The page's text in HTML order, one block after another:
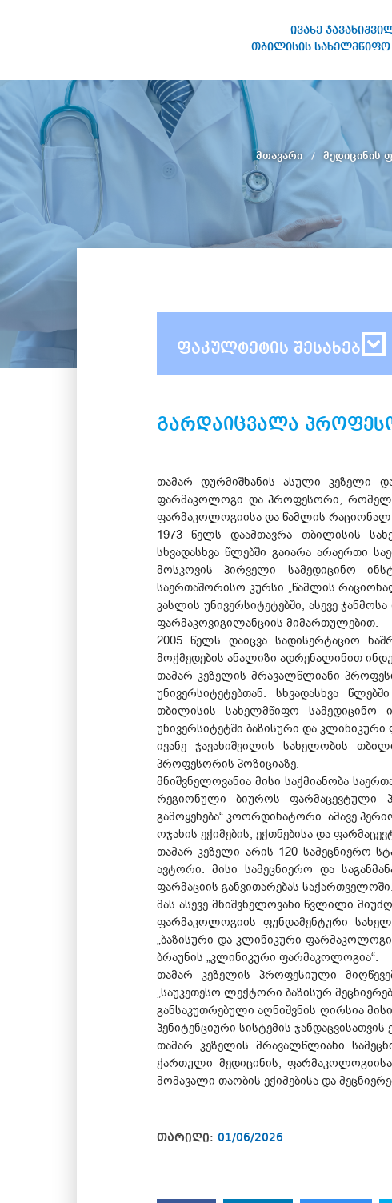
ივანე
თბილისის სახელმწიფო
სახელობის თბილისის
სახელმწიფო უნივერსიტეტი
მთავარი მედიცინის
ფაკულტეტის შესახებ
გარდაიცვალა
თამარ დურმიშხანის ასული კეზელი
ფარმაკოლოგი და პროფესორი,
ფარმაკოლოგიისა და წამლის
1973 წელს დაამთავრა თბილისის
სხვადასხვა წლებში გაიარა არაერთი
მოსკოვის პირველი სამედიცინო
საერთაშორისო კურსი „წამლის
კასლის უნივერსიტეტებში, ასევე
ფარმაკოვიგილანციის მიმართულებით.
2005 წელს დაიცვა სადისერტაციო
მოქმედების ანალიზი ადრენალინით
თამარ კეზელის მრავალწლიანი
უნივერსიტეტებთან. სხვადასხვა
თბილისის სახელმწიფო სამედიცინო
უნივერსიტეტში ბაზისური და
ივანე ჯავახიშვილის სახელობის
პროფესორის პოზიციაზე.
მნიშვნელოვანია მისი საქმიანობა
რეგიონული ბიუროს ფარმაცევტული
გამოყენება“ კოორდინატორი. ამავე
ოჯახის ექიმების, ექთნებისა და
თამარ კეზელი არის 120 სამეცნიერო
ავტორი. მისი სამეცნიერო და
ფარმაციის განვითარებას საქართველოში.
მას ასევე მნიშვნელოვანი წვლილი
ფარმაკოლოგიის ფუნდამენტური
„ბაზისური და კლინიკური
ბრაუნის „კლინიკური ფარმაკოლოგია“.
თამარ კეზელის პროფესიული
„საუკეთესო ლექტორი ბაზისურ
განსაკუთრებული აღნიშვნის ღირსია
პენიტენციური სისტემის
თამარ კეზელის მრავალწლიანი
ქართული მედიცინის,
მომავალი თაობის ექიმებისა და
თარიღი: 01/06/2026